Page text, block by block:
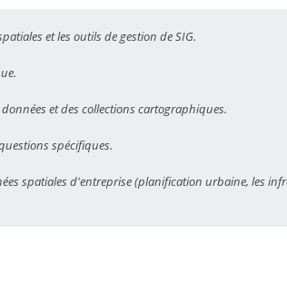
et les outils de gestion de SIG.
et des collections cartographiques.
spécifiques.
spatiales d'entreprise (planification urbaine, les